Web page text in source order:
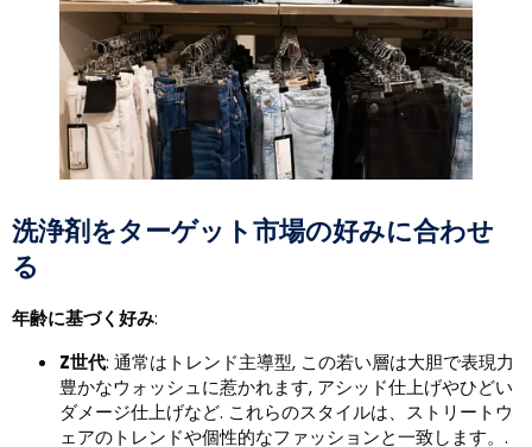
洗浄剤をターゲット市場の好みに合わせ
る
年齢に基づく好み:
Z世代: 通常はトレンド主導型, この若い層は大胆で表現力
豊かなウォッシュに惹かれます, アシッド仕上げやひどい
ダメージ仕上げなど. これらのスタイルは、ストリートウ
ェアのトレンドや個性的なファッションと一致します。.